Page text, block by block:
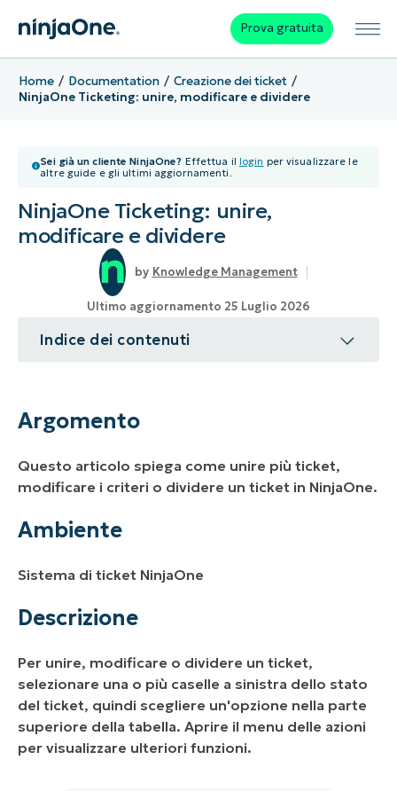
Prova gratuita
Home Documentation
Creazione dei ticket
NinjaOne Ticketing: unire, modificare e dividere
Sei già un cliente NinjaOne? Effettua il login per visualizzare le
altre guide e gli ultimi aggiornamenti.
NinjaOne Ticketing: unire,
modificare e dividere
Knowledge Management
Ultimo aggiornamento 25 Luglio 2026
Indice dei contenuti
Ambiente
Risorse aggiuntive
Argomento
Questo articolo spiega come unire più ticket,
modificare i criteri o dividere un ticket in NinjaOne.
Ambiente
Sistema di ticket NinjaOne
Descrizione
Per unire, modificare o dividere un ticket,
selezionare una o più caselle a sinistra dello stato
del ticket, quindi scegliere un'opzione nella parte
superiore della tabella. Aprire il menu delle azioni
per visualizzare ulteriori funzioni.